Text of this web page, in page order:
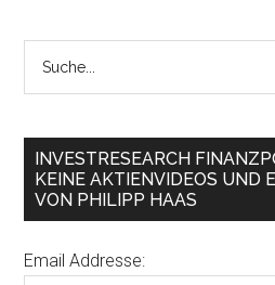
INVESTRESEARCH
KEINE AKTIENVIDEOS UND
VON PHILIPP HAAS
Email Addresse: